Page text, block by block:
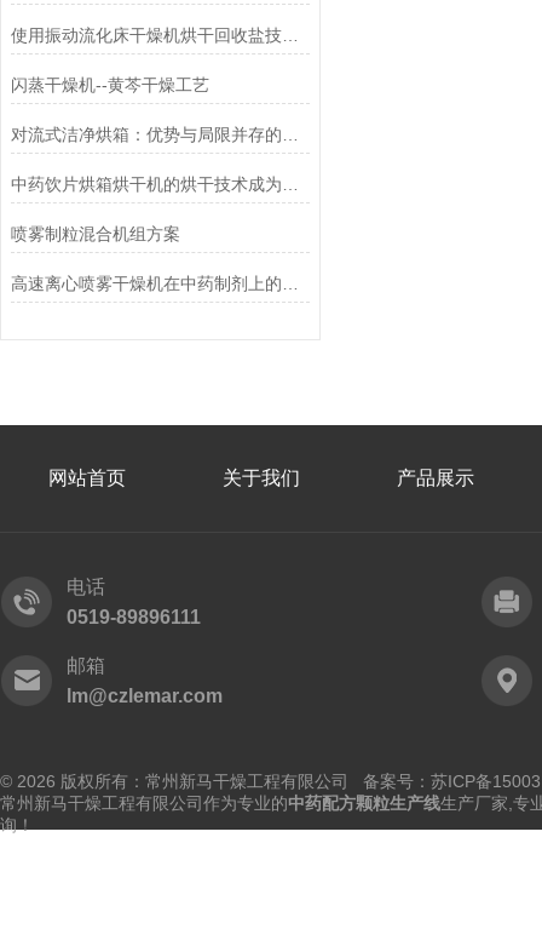
使用振动流化床干燥机烘干回收盐技术要求
闪蒸干燥机--黄芩干燥工艺
喷雾制粒混合机组方案
网站首页 关于我们 产品展示
电话
0519-89896111
邮箱
lm@czlemar.com
© 2026 版权所有：常州新马干燥工程有限公司 备案号： 苏ICP备
常州新马干燥工程有限公司作为专业的中药配方颗粒生产线生产厂家,专
询！